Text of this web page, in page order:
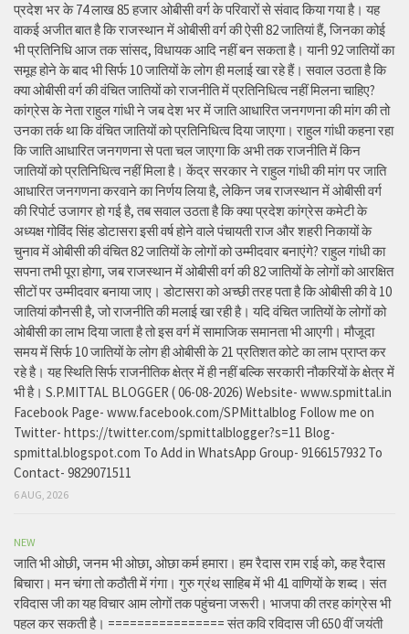
प्रदेश भर के 74 लाख 85 हजार ओबीसी वर्ग के परिवारों से संवाद किया गया है। यह
वाकई अजीत बात है कि राजस्थान में ओबीसी वर्ग की ऐसी 82 जातियां हैं, जिनका कोई
भी प्रतिनिधि आज तक सांसद, विधायक आदि नहीं बन सकता है। यानी 92 जातियों का
समूह होने के बाद भी सिर्फ 10 जातियों के लोग ही मलाई खा रहे हैं। सवाल उठता है कि
क्या ओबीसी वर्ग की वंचित जातियों को राजनीति में प्रतिनिधित्व नहीं मिलना चाहिए?
कांग्रेस के नेता राहुल गांधी ने जब देश भर में जाति आधारित जनगणना की मांग की तो
उनका तर्क था कि वंचित जातियों को प्रतिनिधित्व दिया जाएगा। राहुल गांधी कहना रहा
कि जाति आधारित जनगणना से पता चल जाएगा कि अभी तक राजनीति में किन
जातियों को प्रतिनिधित्व नहीं मिला है। केंद्र सरकार ने राहुल गांधी की मांग पर जाति
आधारित जनगणना करवाने का निर्णय लिया है, लेकिन जब राजस्थान में ओबीसी वर्ग
की रिपोर्ट उजागर हो गई है, तब सवाल उठता है कि क्या प्रदेश कांग्रेस कमेटी के
अध्यक्ष गोविंद सिंह डोटासरा इसी वर्ष होने वाले पंचायती राज और शहरी निकायों के
चुनाव में ओबीसी की वंचित 82 जातियों के लोगों को उम्मीदवार बनाएंगे? राहुल गांधी का
सपना तभी पूरा होगा, जब राजस्थान में ओबीसी वर्ग की 82 जातियों के लोगों को आरक्षित
सीटों पर उम्मीदवार बनाया जाए। डोटासरा को अच्छी तरह पता है कि ओबीसी की वे 10
जातियां कौनसी है, जो राजनीति की मलाई खा रही है। यदि वंचित जातियों के लोगों को
ओबीसी का लाभ दिया जाता है तो इस वर्ग में सामाजिक समानता भी आएगी। मौजूदा
समय में सिर्फ 10 जातियों के लोग ही ओबीसी के 21 प्रतिशत कोटे का लाभ प्राप्त कर
रहे है। यह स्थिति सिर्फ राजनीतिक क्षेत्र में ही नहीं बल्कि सरकारी नौकरियों के क्षेत्र में
भी है। S.P.MITTAL BLOGGER ( 06-08-2026) Website- www.spmittal.in
Facebook Page- www.facebook.com/SPMittalblog Follow me on
Twitter- https://twitter.com/spmittalblogger?s=11 Blog-
spmittal.blogspot.com To Add in WhatsApp Group- 9166157932 To
Contact- 9829071511
6 AUG, 2026
NEW
जाति भी ओछी, जनम भी ओछा, ओछा कर्म हमारा। हम रैदास राम राई को, कह रैदास
बिचारा। मन चंगा तो कठौती में गंगा। गुरु ग्रंथ साहिब में भी 41 वाणियों के शब्द। संत
रविदास जी का यह विचार आम लोगों तक पहुंचना जरूरी। भाजपा की तरह कांग्रेस भी
पहल कर सकती है। ================ संत कवि रविदास जी 650 वीं जयंती